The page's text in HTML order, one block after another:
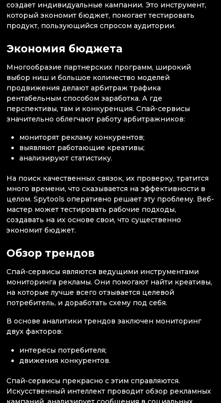
создает индивидуальные кампании. Это инструмент,
который экономит бюджет, помогает тестировать
продукт, пользующийся спросом аудитории.
Экономия бюджета
Многообразие партнерских программ, широкий
выбор ниш и большое количество моделей
продвижения делают арбитраж трафика
рентабельным способом заработка. А где
перспективы, там и конкуренция. Спай-сервисы
значительно облегчают работу арбитражников:
мониторят рекламу конкурентов;
выявляют работающие креативы;
анализируют статистику.
На поиск качественных связок, их проверку, тратится
много времени, что сказывается на эффективности в
целом. Spytools оперативно решает эту проблему. Веб-
мастер может тестировать рабочие подходы,
создавать на их основе свои, что существенно
экономит бюджет.
Обзор трендов
Спай-сервисы являются ведущими инструментами
мониторинга рекламы. Они помогают найти креативы,
на которые лучше всего отзывается целевой
потребитель, и доработать схему под себя.
В основе аналитики трендов заключен мониторинг
двух факторов:
интересы потребителя;
движения конкурентов.
Спай-сервисы прекрасно с этим справляются.
Искусственный интеллект проводит обзор рекламных